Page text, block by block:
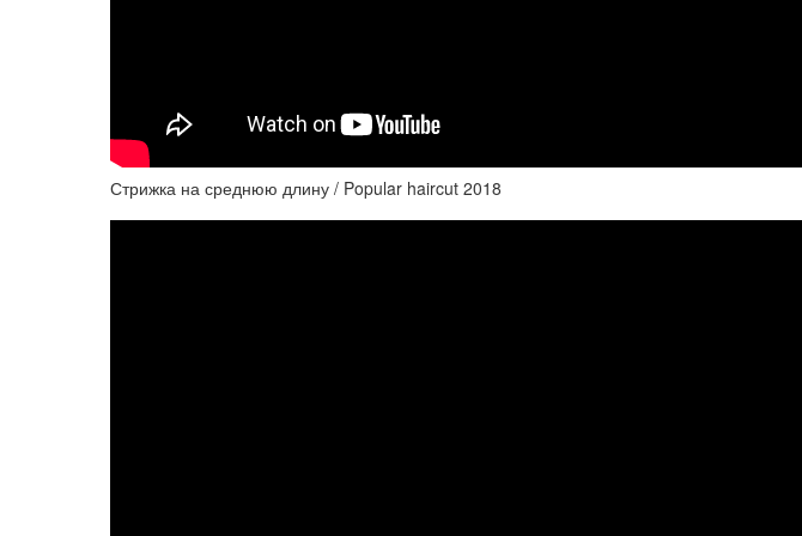
Стрижка на среднюю длину / Popular haircut 2018